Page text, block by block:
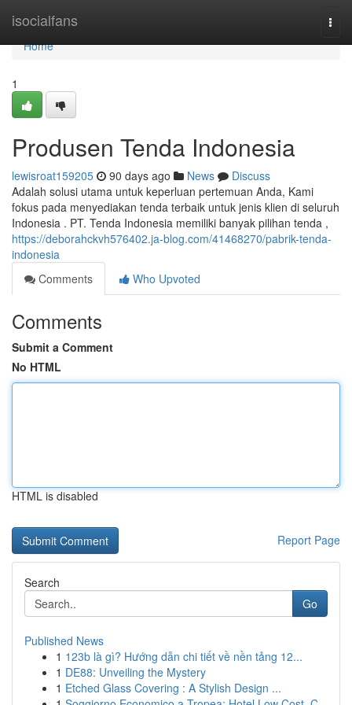
isocialfans
Home
Home
1
Produsen Tenda Indonesia
lewisroat159205 90 days ago News
Discuss
Adalah solusi utama untuk keperluan pertemuan Anda, Kami
fokus pada menyediakan tenda terbaik untuk jenis klien di seluruh
Indonesia . PT. Tenda Indonesia memiliki banyak pilihan tenda ,
https://deborahckvh576402.ja-blog.com/41468270/pabrik-tenda-
indonesia
Comments
Who Upvoted
Comments
Submit a Comment
No HTML
HTML is disabled
Report Page
Search
Go
Published News
1 123b là gì? Hướng dẫn chi tiết về nền tảng 12...
1 DE88: Unveiling the Mystery
1 Etched Glass Covering : A Stylish Design ...